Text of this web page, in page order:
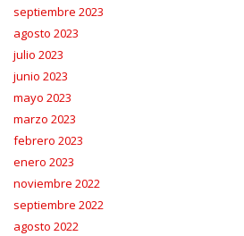
septiembre 2023
agosto 2023
julio 2023
junio 2023
mayo 2023
marzo 2023
febrero 2023
enero 2023
noviembre 2022
septiembre 2022
agosto 2022